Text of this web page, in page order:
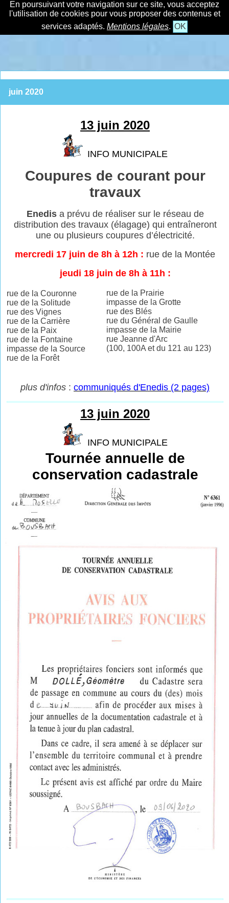
En poursuivant votre navigation sur ce site, vous acceptez
l'utilisation de cookies pour vous proposer des contenus et
services adaptés. Mentions légales. OK
juin 2020
13 juin 2020
INFO MUNICIPALE
Coupures de courant pour
travaux
Enedis a prévu de réaliser sur le réseau de
distribution des travaux (élagage) qui entraîneront
une ou plusieurs coupures d’électricité.
mercredi 17 juin de 8h à 12h : rue de la Montée
jeudi 18 juin de 8h à 11h :
rue de la Couronne
rue de la Solitude
rue des Vignes
rue de la Carrière
rue de la Paix
rue de la Fontaine
impasse de la Source
rue de la Forêt
rue de la Prairie
impasse de la Grotte
rue des Blés
rue du Général de Gaulle
impasse de la Mairie
rue Jeanne d'Arc
(100, 100A et du 121 au 123)
plus d'infos : communiqués d'Enedis (2 pages)
13 juin 2020
INFO MUNICIPALE
Tournée annuelle de
conservation cadastrale